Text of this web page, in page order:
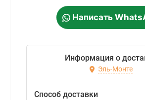
Написать
Информация о
Эль-Монте
Способ доставки